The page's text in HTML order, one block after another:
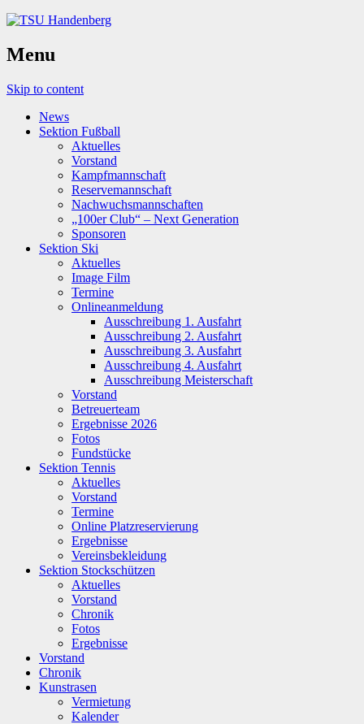
Menu
Skip to content
News
Sektion Fußball
Aktuelles
Vorstand
Kampfmannschaft
Reservemannschaft
Nachwuchsmannschaften
„100er Club“ – Next Generation
Sponsoren
Sektion Ski
Aktuelles
Image Film
Termine
Onlineanmeldung
Ausschreibung 1. Ausfahrt
Ausschreibung 2. Ausfahrt
Ausschreibung 3. Ausfahrt
Ausschreibung 4. Ausfahrt
Ausschreibung Meisterschaft
Vorstand
Betreuerteam
Ergebnisse 2026
Fotos
Fundstücke
Sektion Tennis
Aktuelles
Vorstand
Termine
Online Platzreservierung
Ergebnisse
Vereinsbekleidung
Sektion Stockschützen
Aktuelles
Vorstand
Chronik
Fotos
Ergebnisse
Vorstand
Chronik
Kunstrasen
Vermietung
Kalender